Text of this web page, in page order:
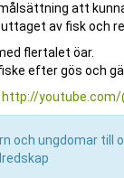
att
av fisk och
flertalet öar.
efter gös och
http://youtube.com/
och ungdomar till